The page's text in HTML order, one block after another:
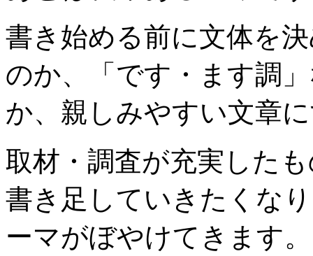
書き始める前に文体を
のか、「です・ます調
か、親しみやすい文章
取材・調査が充実した
書き足していきたくな
ーマがぼやけてきます